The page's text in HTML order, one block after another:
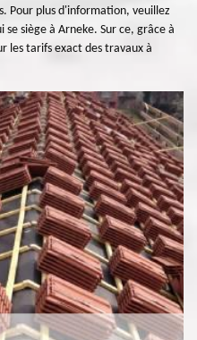
Pour plus d'information, veuillez
siège à Arneke. Sur ce, grâce à
les tarifs exact des travaux à